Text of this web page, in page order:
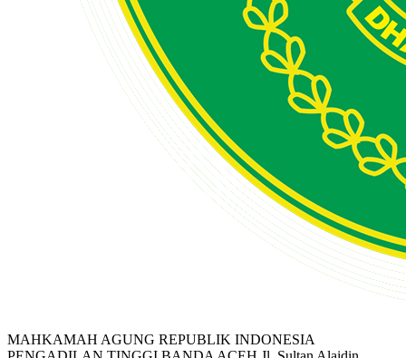
MAHKAMAH AGUNG REPUBLIK INDONESIA